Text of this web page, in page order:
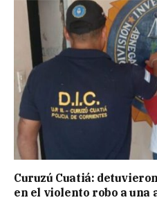
Curuzú Cuatiá:
en el violento robo a una